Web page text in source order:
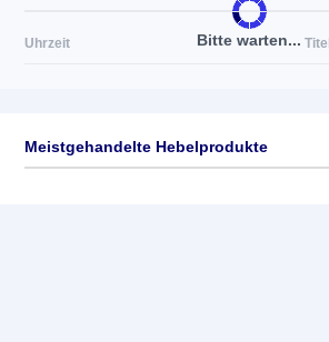
Bitte warten...
Uhrzeit Titel
Meistgehandelte Hebelprodukte